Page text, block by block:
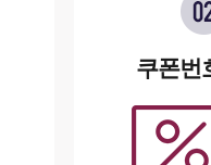
쿠폰번